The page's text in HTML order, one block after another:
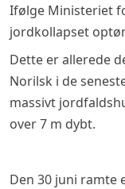
Ifølge Ministeriet
jordkollapset
Dette er allerede
Norilsk i de
massivt
over 7 m dybt.
Den 30 juni